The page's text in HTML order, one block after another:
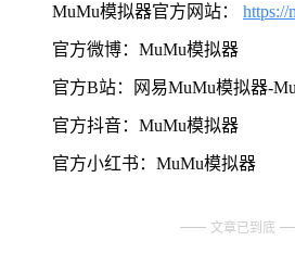
MuMu模拟器官方网站： https://
官方微博：MuMu模拟器
官方B站：网易MuMu模拟器-
官方抖音：MuMu模拟器
官方小红书：MuMu模拟器
文章已到底